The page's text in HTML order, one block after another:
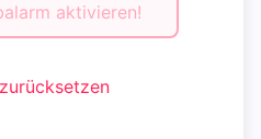
aktivieren!